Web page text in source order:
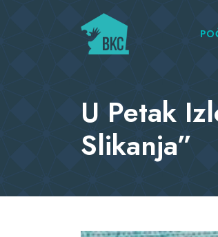
U Petak
Slikanja”